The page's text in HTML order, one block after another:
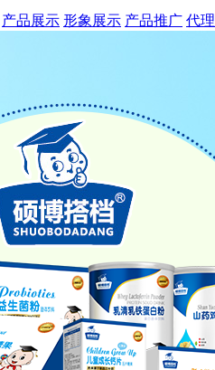
产品展示 形象展示 产品推广 代